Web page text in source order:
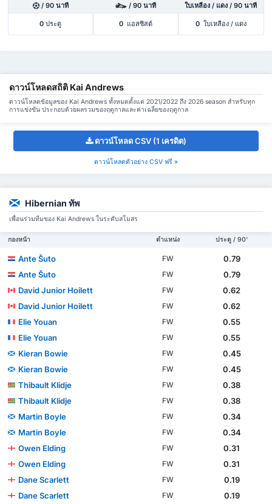
/ 90 นาที / 90 นาที ใบเหลือง / แดง / 90 นาที
0 ประตู 0 แอสซิสต์ 0 ใบเหลือง / แดง
ดาวน์โหลดสถิติ Kai Andrews
ดาวน์โหลดข้อมูลของ Kai Andrews ทั้งหมดตั้งแต่ 2021/2022 ถึง 2026 season สำหรับทุก
การแข่งขัน ประกอบด้วยผลรวมของฤดูกาลและค่าเฉลี่ยของฤดูกาล
ดาวน์โหลด CSV (1 เครดิต)
ดาวน์โหลดตัวอย่าง CSV ฟรี »
Hibernian ทัพ
เพื่อนร่วมทีมของ Kai Andrews ในระดับสโมสร
กองหน้า ตำแหน่ง ประตู / 90'
Ante Šuto FW
0.79
Ante Šuto
FW
0.79
David Junior Hoilett
FW
0.62
David Junior Hoilett
FW
0.62
Elie Youan
FW
0.55
Elie Youan
FW
0.55
Kieran Bowie
FW
0.45
Kieran Bowie
FW
0.45
Thibault Klidje
FW
0.38
Thibault Klidje
FW
0.38
Martin Boyle
FW
0.34
Martin Boyle
FW
0.34
Owen Elding
FW
0.31
Owen Elding
FW
0.31
Dane Scarlett
FW
0.19
Dane Scarlett
FW 0.19